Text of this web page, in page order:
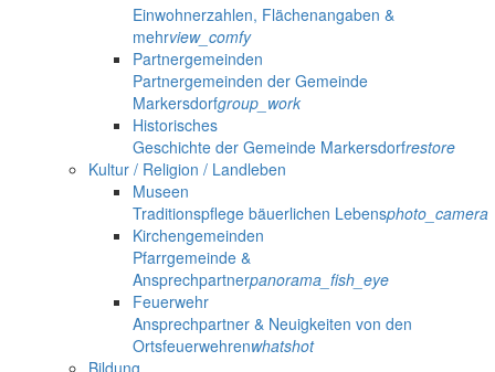
Einwohnerzahlen, Flächenangaben &
mehrview_comfy
Partnergemeinden
Partnergemeinden der Gemeinde
Markersdorfgroup_work
Historisches
Geschichte der Gemeinde Markersdorfrestore
Kultur / Religion / Landleben
Museen
Traditionspflege bäuerlichen Lebensphoto_camera
Kirchengemeinden
Pfarrgemeinde &
Ansprechpartnerpanorama_fish_eye
Feuerwehr
Ansprechpartner & Neuigkeiten von den
Ortsfeuerwehrenwhatshot
Bildung